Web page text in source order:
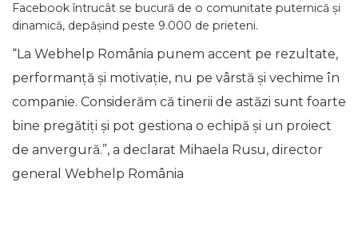
Facebook întrucât se bucură de o comunitate puternică și
dinamică, depășind peste 9.000 de prieteni.
“La Webhelp România punem accent pe rezultate,
performanță și motivație, nu pe vârstă și vechime în
companie. Considerăm că tinerii de astăzi sunt foarte
bine pregătiți și pot gestiona o echipă și un proiect
de anvergură.”, a declarat Mihaela Rusu, director
general Webhelp România